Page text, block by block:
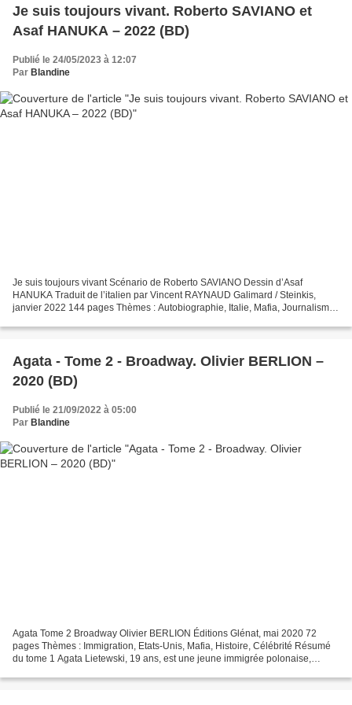
Je suis toujours vivant. Roberto SAVIANO et
Asaf HANUKA – 2022 (BD)
Publié le 24/05/2023 à 12:07
Par Blandine
Je suis toujours vivant Scénario de Roberto SAVIANO Dessin d’Asaf
HANUKA Traduit de l’italien par Vincent RAYNAUD Galimard / Steinkis,
janvier 2022 144 pages Thèmes : Autobiographie, Italie, Mafia, Journalisme
Agata - Tome 2 - Broadway. Olivier BERLION –
2020 (BD)
Publié le 21/09/2022 à 05:00
Par Blandine
Agata Tome 2 Broadway Olivier BERLION Éditions Glénat, mai 2020 72
pages Thèmes : Immigration, Etats-Unis, Mafia, Histoire, Célébrité Résumé
du tome 1 Agata Lietewski, 19 ans, est une jeune immigrée polonaise,